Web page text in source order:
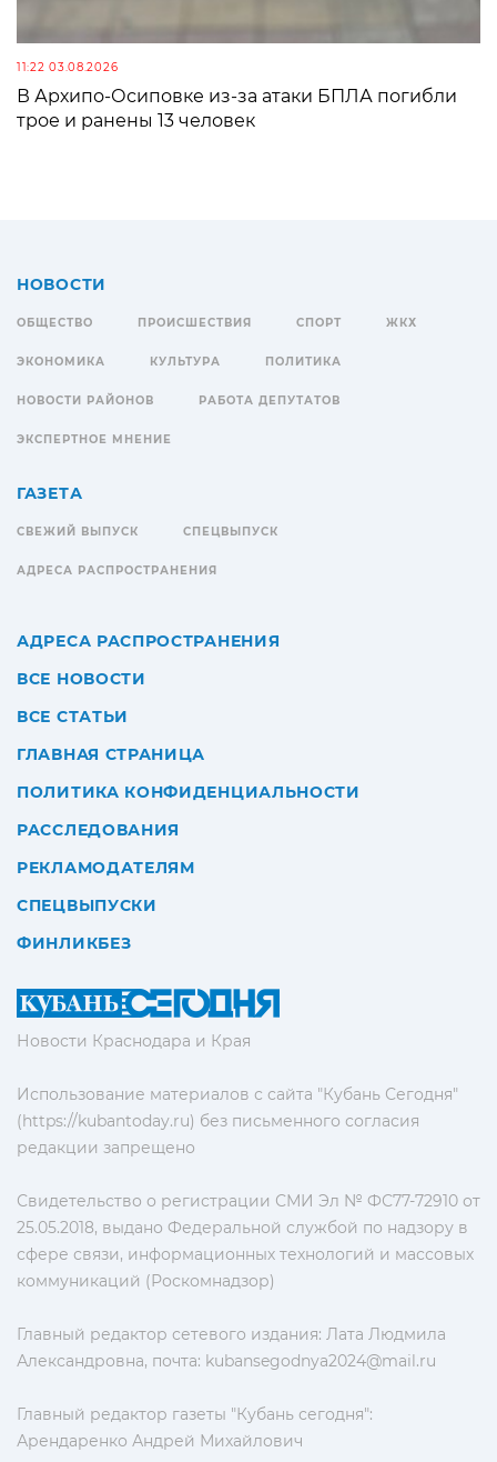
11:22 03.08.2026
В Архипо-Осиповке из-за атаки БПЛА погибли
трое и ранены 13 человек
Новости Краснодара и Края
Использование материалов с сайта "Кубань Сегодня"
(https://kubantoday.ru) без письменного согласия
редакции запрещено
Свидетельство о регистрации СМИ Эл № ФС77-72910 от
25.05.2018, выдано Федеральной службой по надзору в
сфере связи, информационных технологий и массовых
коммуникаций (Роскомнадзор)
Главный редактор сетевого издания: Лата Людмила
Александровна, почта: kubansegodnya2024@mail.ru
Главный редактор газеты "Кубань сегодня":
Арендаренко Андрей Михайлович
НОВОСТИ
ОБЩЕСТВО ПРОИСШЕСТВИЯ СПОРТ ЖКХ
ЭКОНОМИКА КУЛЬТУРА ПОЛИТИКА
НОВОСТИ РАЙОНОВ РАБОТА ДЕПУТАТОВ
ЭКСПЕРТНОЕ МНЕНИЕ
ГАЗЕТА
СВЕЖИЙ ВЫПУСК СПЕЦВЫПУСК
АДРЕСА РАСПРОСТРАНЕНИЯ
АДРЕСА РАСПРОСТРАНЕНИЯ
ВСЕ НОВОСТИ
ВСЕ СТАТЬИ
ГЛАВНАЯ СТРАНИЦА
ПОЛИТИКА КОНФИДЕНЦИАЛЬНОСТИ
РАССЛЕДОВАНИЯ
РЕКЛАМОДАТЕЛЯМ
СПЕЦВЫПУСКИ
ФИНЛИКБЕЗ